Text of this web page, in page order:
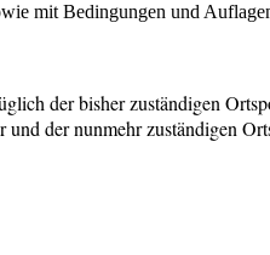
mit Bedingungen und
der bisher zuständigen
der nunmehr zuständigen